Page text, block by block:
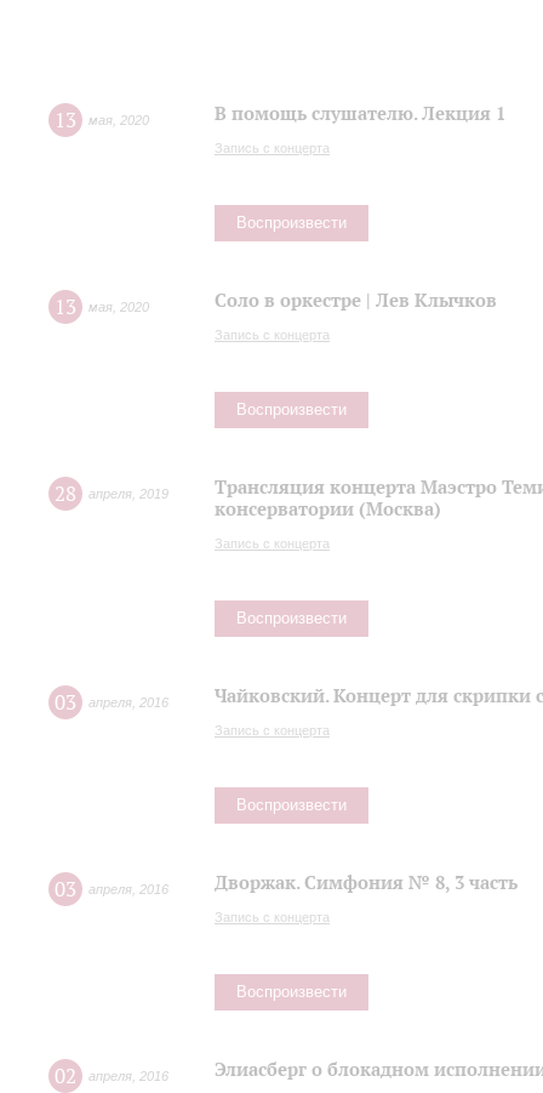
13 мая 2020 В помощь слушателю. Лекция 1
Запись с концерта
Воспроизвести
13 мая 2020 Соло в оркестре | Лев Клычков
Запись с концерта
Воспроизвести
28 апреля 2019
Трансляция концерта Маэстро
консерватории (Москва)
Запись с концерта
Воспроизвести
03 апреля 2016 Чайковский. Концерт для скрипки
Запись с концерта
Воспроизвести
03 апреля 2016 Дворжак. Симфония № 8, 3 часть
Запись с концерта
Воспроизвести
02 апреля 2016 Элиасберг о блокадном